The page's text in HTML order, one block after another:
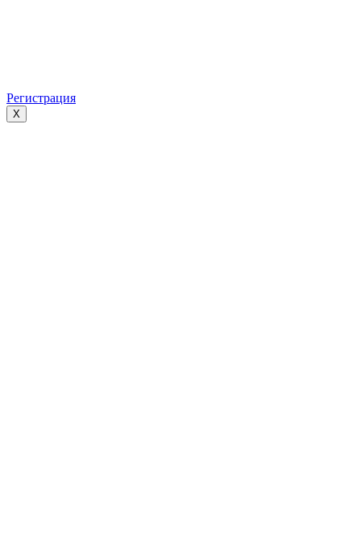
Регистрация
X